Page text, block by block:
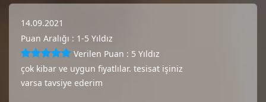
14.09.2021
Puan Aralığı : 1-5 Yıldız
Verilen Puan : 5 Yıldız
çok kibar ve uygun fiyatlılar. tesisat işiniz
varsa tavsiye ederim